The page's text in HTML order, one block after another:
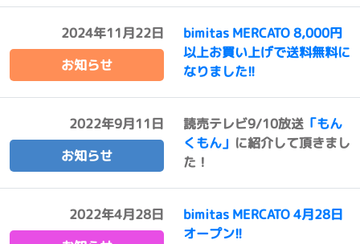
2024年11月22日
お知らせ
bimitas MERCATO 8,000円
以上お買い上げで送料無料に
なりました!!
2022年9月11日
お知らせ
読売テレビ9/10放送 「もん
くもん」 に紹介して頂きまし
た！
2022年4月28日
bimitas MERCATO 4月28日
オープン!!